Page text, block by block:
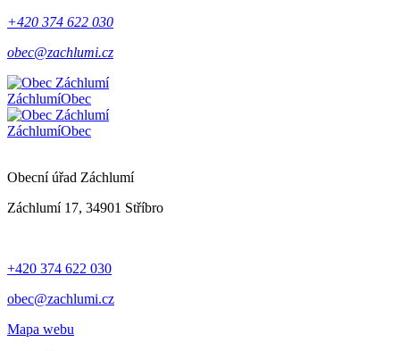
+420 374 622 030
obec@zachlumi.cz
ZáchlumíObec
ZáchlumíObec
Obecní úřad Záchlumí
Záchlumí 17, 34901 Stříbro
+420 374 622 030
obec@zachlumi.cz
Mapa webu